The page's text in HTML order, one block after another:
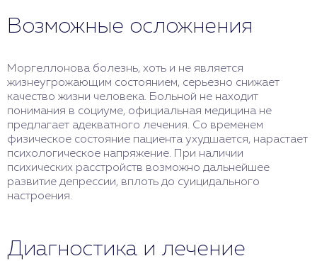
Возможные осложнения
Моргеллонова болезнь, хоть и не является
жизнеугрожающим состоянием, серьезно снижает
качество жизни человека. Больной не находит
понимания в социуме, официальная медицина не
предлагает адекватного лечения. Со временем
физическое состояние пациента ухудшается, нарастает
психологическое напряжение. При наличии
психических расстройств возможно дальнейшее
развитие депрессии, вплоть до суицидального
настроения.
Диагностика и лечение